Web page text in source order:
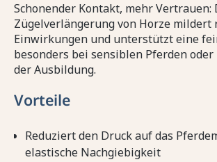
Schonender Kontakt, mehr Vertrauen:
Zügelverlängerung von Horze mildert
Einwirkungen und unterstützt eine
besonders bei sensiblen Pferden
der Ausbildung.
Vorteile
Reduziert den Druck auf das
elastische Nachgiebigkeit